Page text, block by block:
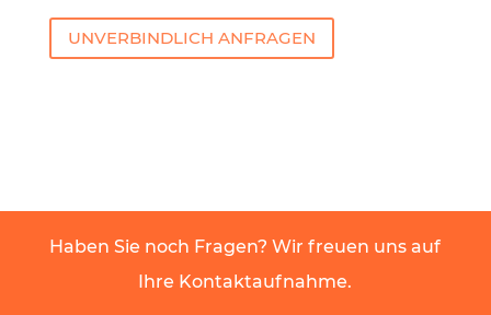
UNVERBINDLICH ANFRAGEN
Haben Sie noch Fragen? Wir freuen uns auf
Ihre Kontaktaufnahme.